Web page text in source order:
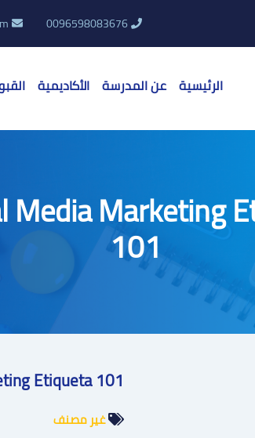
0096598083676
الرئيسية عن المدرسة الأكاديمية
Media Marketing
101
Etiqueta 101
غير مصنف